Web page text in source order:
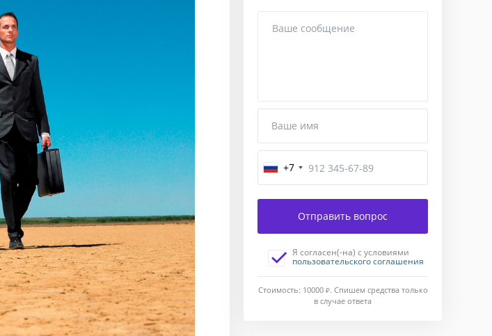
Ваше имя
+7
Завершение
Введите
подтверждения,
отправленный
Вам
Отправить вопрос
Я согласен(-на) с условиями
пользовательского соглашения
Стоимость: 10000 Ж. Спишем средства только
в случае ответа